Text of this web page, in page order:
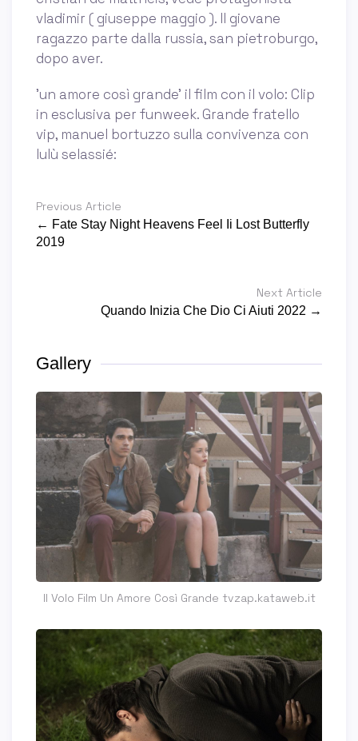
vladimir ( giuseppe maggio ). Il giovane
ragazzo parte dalla russia, san pietroburgo,
dopo aver.
'un amore così grande' il film con il volo: Clip
in esclusiva per funweek. Grande fratello
vip, manuel bortuzzo sulla convivenza con
lulù selassié:
Previous Article
← Fate Stay Night Heavens Feel Ii Lost Butterfly
2019
Next Article
Quando Inizia Che Dio Ci Aiuti 2022 →
Gallery
Il Volo Film Un Amore Così Grande tvzap.kataweb.it